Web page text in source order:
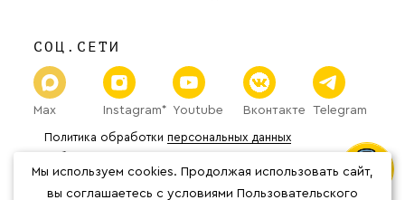
СОЦ.СЕТИ
Max Instagram* Youtube Вконтакте Telegram
Политика обработки персональных данных
© 2026 «The Welder Catherine» Все права защищены.
*Организация Meta Platforms Inc.
Мы используем cookies. Продолжая использовать сайт,
вы соглашаетесь с условиями Пользовательского